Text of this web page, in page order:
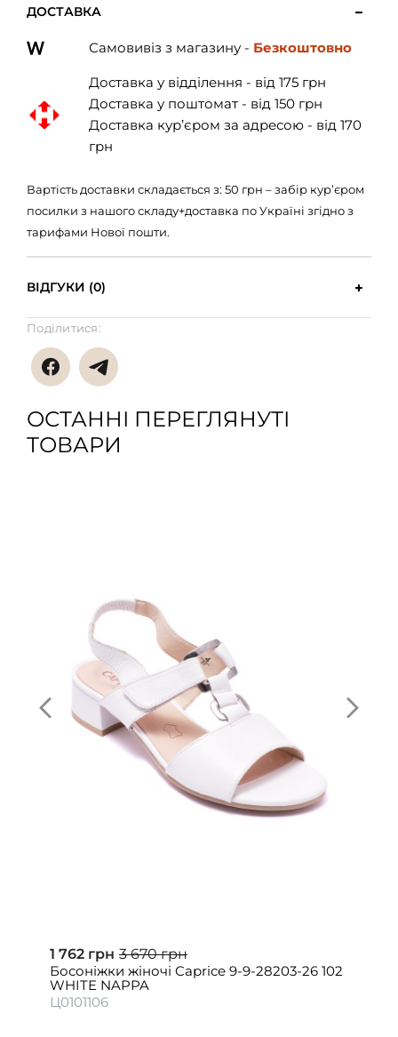
ДОСТАВКА
Самовивіз з магазину - Безкоштовно
Доставка у відділення - від 175 грн
Доставка у поштомат - від 150 грн
Доставка кур’єром за адресою - від 170
грн
Вартість доставки складається з: 50 грн – забір кур’єром
посилки з нашого складу+доставка по Україні згідно з
тарифами Нової пошти.
ВІДГУКИ (0)
Поділитися:
ОСТАННІ ПЕРЕГЛЯНУТІ
ТОВАРИ
1 762 грн 3 670 грн
Босоніжки жіночі Caprice 9-9-28203-26 102
WHITE NAPPA
Ц0101106